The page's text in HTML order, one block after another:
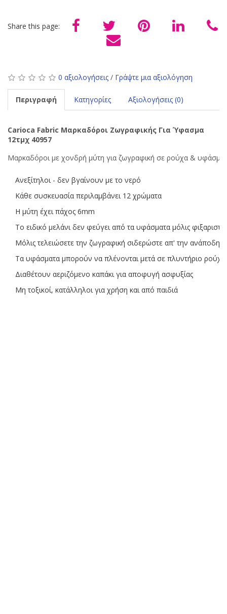
Share this page:
0 αξιολογήσεις / Γράψτε μια αξιολόγηση
Περιγραφή Κατηγορίες Αξιολογήσεις (0)
Carioca Fabric Μαρκαδόροι Ζωγραφικής Για Ύφασμα
12τμχ 40957
Μαρκαδόροιμε χονδρή μύτη για ζωγραφική σε ρούχα &
Ανεξίτηλοι - δεν βγαίνουν με το νερό
Κάθε συσκευασία περιλαμβάνει 12 χρώματα
Η μύτη έχει πάχος 6mm
Το ειδικό μελάνι δεν φεύγει από τα υφάσματα μόλις
Μόλις τελειώσετε την ζωγραφική σιδερώστε απ' την ανάποδη
Τα υφάσματα μπορούν να πλένονται μετά σε πλυντήριο
Διαθέτουν αεριζόμενο καπάκι για αποφυγή ασφυξίας
Μη τοξικοί, κατάλληλοι για χρήση και από παιδιά